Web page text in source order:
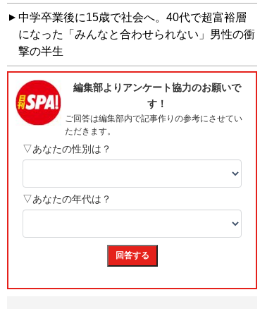
中学卒業後に15歳で社会へ。40代で超富裕層
になった「みんなと合わせられない」男性の衝
撃の半生